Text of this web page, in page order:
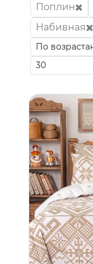
Поплин
Набивная